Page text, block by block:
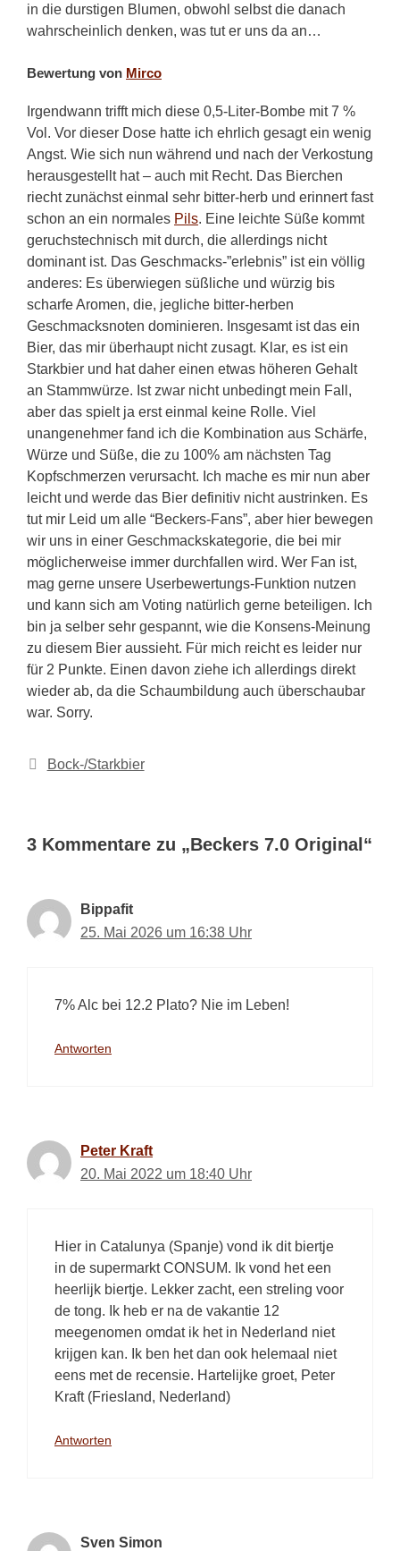
in die durstigen Blumen, obwohl selbst die danach
wahrscheinlich denken, was tut er uns da an…
Bewertung von Mirco
Irgendwann trifft mich diese 0,5-Liter-Bombe mit 7 %
Vol. Vor dieser Dose hatte ich ehrlich gesagt ein wenig
Angst. Wie sich nun während und nach der Verkostung
herausgestellt hat – auch mit Recht. Das Bierchen
riecht zunächst einmal sehr bitter-herb und erinnert fast
schon an ein normales Pils. Eine leichte Süße kommt
geruchstechnisch mit durch, die allerdings nicht
dominant ist. Das Geschmacks-”erlebnis” ist ein völlig
anderes: Es überwiegen süßliche und würzig bis
scharfe Aromen, die, jegliche bitter-herben
Geschmacksnoten dominieren. Insgesamt ist das ein
Bier, das mir überhaupt nicht zusagt. Klar, es ist ein
Starkbier und hat daher einen etwas höheren Gehalt
an Stammwürze. Ist zwar nicht unbedingt mein Fall,
aber das spielt ja erst einmal keine Rolle. Viel
unangenehmer fand ich die Kombination aus Schärfe,
Würze und Süße, die zu 100% am nächsten Tag
Kopfschmerzen verursacht. Ich mache es mir nun aber
leicht und werde das Bier definitiv nicht austrinken. Es
tut mir Leid um alle “Beckers-Fans”, aber hier bewegen
wir uns in einer Geschmackskategorie, die bei mir
möglicherweise immer durchfallen wird. Wer Fan ist,
mag gerne unsere Userbewertungs-Funktion nutzen
und kann sich am Voting natürlich gerne beteiligen. Ich
bin ja selber sehr gespannt, wie die Konsens-Meinung
zu diesem Bier aussieht. Für mich reicht es leider nur
für 2 Punkte. Einen davon ziehe ich allerdings direkt
wieder ab, da die Schaumbildung auch überschaubar
war. Sorry.
Kategorien
Bock-/Starkbier
3 Kommentare zu „Beckers 7.0 Original“
Bippafit
25. Mai 2026 um 16:38 Uhr
7% Alc bei 12.2 Plato? Nie im Leben!
Antworten
Peter Kraft
20. Mai 2022 um 18:40 Uhr
Hier in Catalunya (Spanje) vond ik dit biertje
in de supermarkt CONSUM. Ik vond het een
heerlijk biertje. Lekker zacht, een streling voor
de tong. Ik heb er na de vakantie 12
meegenomen omdat ik het in Nederland niet
krijgen kan. Ik ben het dan ook helemaal niet
eens met de recensie. Hartelijke groet, Peter
Kraft (Friesland, Nederland)
Antworten
Sven Simon